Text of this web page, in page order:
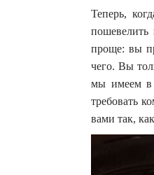
Теперь,
проще: вы
чего. Вы
мы имеем в
требовать
вами так,